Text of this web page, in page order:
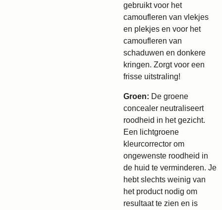
gebruikt voor het
camoufleren van vlekjes
en plekjes en voor het
camoufleren van
schaduwen en donkere
kringen. Zorgt voor een
frisse uitstraling!
Groen: De groene
concealer neutraliseert
roodheid in het gezicht.
Een lichtgroene
kleurcorrector om
ongewenste roodheid in
de huid te verminderen. Je
hebt slechts weinig van
het product nodig om
resultaat te zien en is